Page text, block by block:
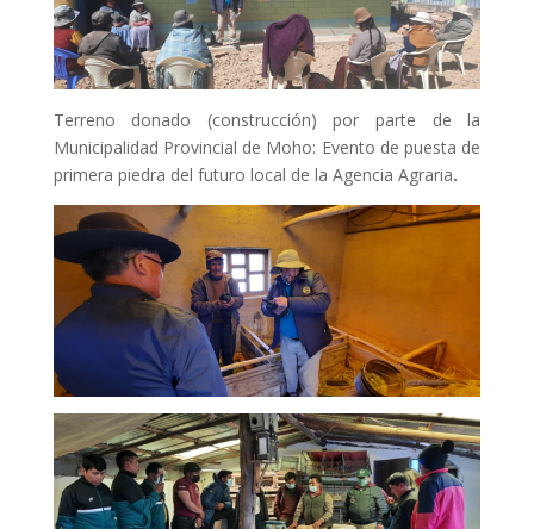
Terreno donado (construcción) por parte de la
Municipalidad Provincial de Moho: Evento de puesta de
primera piedra del futuro local de la Agencia Agraria.